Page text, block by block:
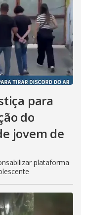
para
do
jovem de
plataforma